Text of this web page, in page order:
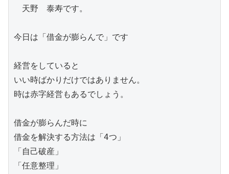
天野　泰寿です。
今日は「借金が膨らんで」です
経営をしていると
いい時ばかりだけではありません。
時は赤字経営もあるでしょう。
借金が膨らんだ時に
借金を解決する方法は「4つ」
「自己破産」
「任意整理」